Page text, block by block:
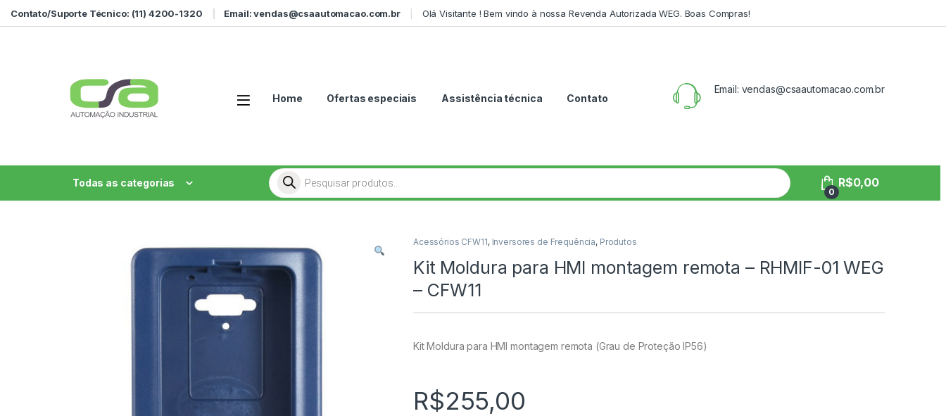
Ir para a navegação
Ir para o conteúdo
Contato/Suporte Técnico: (11) 4200-1320 Email: vendas@csaautomacao.com.br Olá Visitante ! Bem vindo à nossa Revenda Autorizada WEG. Boas Compras!
Home Ofertas especiais Assistência técnica Contato
Email: vendas@csaautomacao.com.br
Todas as categorias
Pesquisar produtos
0
R$0,00
Acessórios CFW11, Inversores de Frequência, Produtos
Kit Moldura para HMI montagem remota – RHMIF-01 WEG
– CFW11
Kit Moldura para HMI montagem remota (Grau de Proteção IP56)
R$255,00